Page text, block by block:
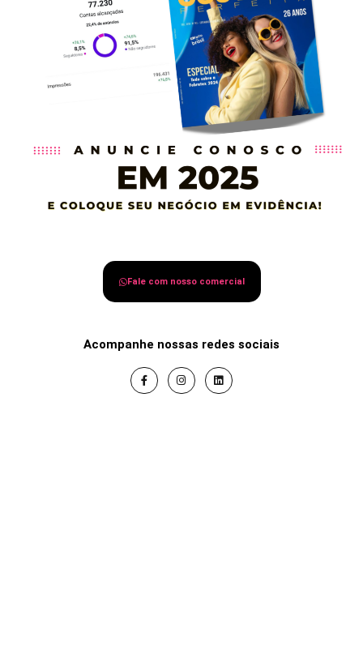
Fale com nosso comercial
Acompanhe nossas redes sociais